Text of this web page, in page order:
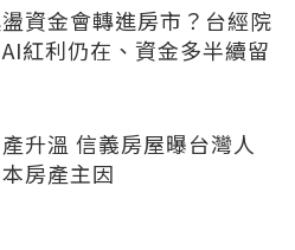
資金會轉進房市？台經院
紅利仍在、資金多半續留
升溫 信義房屋曝台灣人
房產主因